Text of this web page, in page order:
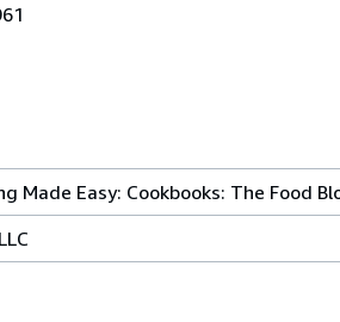
Made Easy: Cookbooks: The Food